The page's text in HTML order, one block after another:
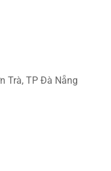
Trà, TP Đà Nẵng